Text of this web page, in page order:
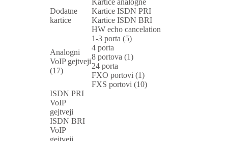
Dodatne
kartice
Kartice analogne
Kartice ISDN PRI
Kartice ISDN BRI
HW echo cancelation
Analogni
VoIP gejtveji
(17)
1-3 porta (5)
4 porta
8 portova (1)
24 porta
FXO portovi (1)
FXS portovi (10)
ISDN PRI
VoIP
gejtveji
ISDN BRI
VoIP